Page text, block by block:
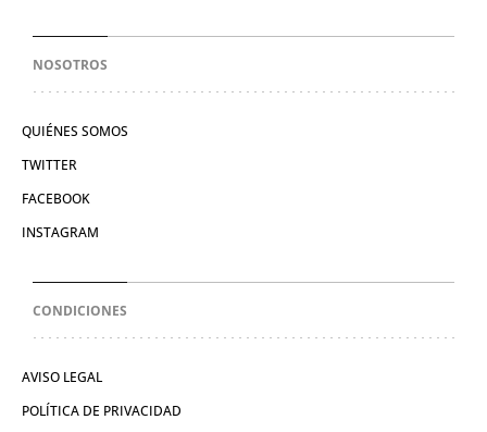
NOSOTROS
QUIÉNES SOMOS
TWITTER
FACEBOOK
INSTAGRAM
CONDICIONES
AVISO LEGAL
POLÍTICA DE PRIVACIDAD